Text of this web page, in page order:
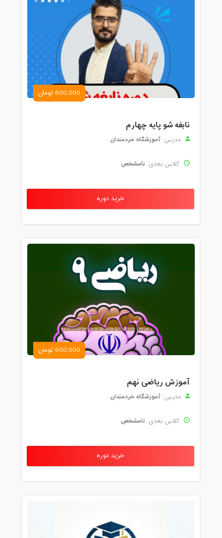
600,000 تومان
نابغه شو پایه چهارم
مدرس: آموزشگاه خردمندان
کلاس بعدی: نامشخص
خرید دوره
600,000 تومان
آموزش ریاضی نهم
مدرس: آموزشگاه خردمندان
کلاس بعدی: نامشخص
خرید دوره